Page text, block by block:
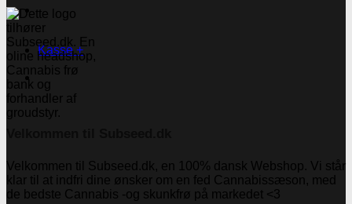
Kasse +
Velkommen til Subseed.dk, en 100% dansk Webshop. Vi står
klar til at indfri dine ønsker om en fed Cannabissæson, med
de bedste Cannabis -og skunkfrø på markedet <3